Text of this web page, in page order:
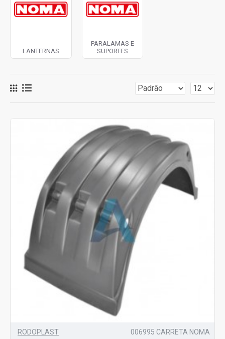
LANTERNAS
PARALAMAS E
SUPORTES
RODOPLAST 006995 CARRETA NOMA